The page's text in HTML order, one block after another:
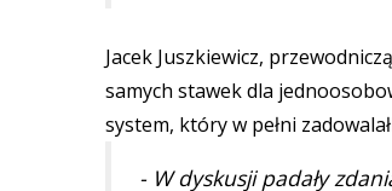
Jacek Juszkiewicz,
samych stawek dla
system, który w pełni
- W dyskusji padały